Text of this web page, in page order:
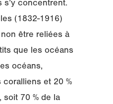
concentrent.
(1832-1916)
être reliées à
que les océans
océans,
et 20 %
70 % de la